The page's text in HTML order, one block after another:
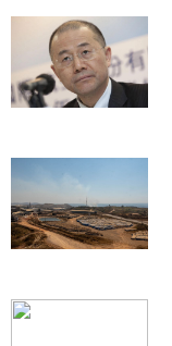
理论架构。行为
关注可能源自进
（Kahneman，
好（Greene，
洛夫与克兰顿
）的研究则
策过程，给行为
（Akerlof and
文第2节将探讨
程，并介绍近